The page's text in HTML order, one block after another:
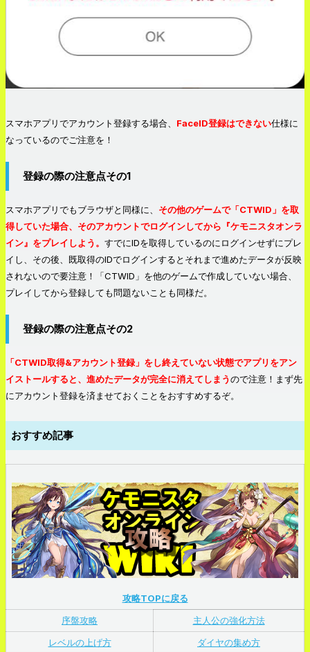
スマホアプリでアカウント登録する場合、 FaceID登録はできない仕様に
なっているのでご注意を！
登録の際の注意点その1
スマホアプリでもブラウザと同様に、 その他のゲームで「CTWID」を取
得していた場合、そのアカウントでログインしてから『ケモニスタオンラ
イン』をプレイしよう。 すでにIDを取得しているのにログインせずにプレ
イし、その後、既取得のIDでログインするとそれまで進めたデータが反映
されないので要注意！「CTWID」を他のゲームで作成していない場合、
プレイしてから登録しても問題ないことも同様だ。
登録の際の注意点その2
「CTWID取得&アカウント登録」をし終えていない状態でアプリをアン
イストールすると、進めたデータが完全に消えてしまうので注意！まず先
にアカウント登録を済ませておくことをおすすめするぞ。
おすすめ記事
攻略TOPに戻る
序盤攻略
主人公の強化方法
レベルの上げ方
ダイヤの集め方